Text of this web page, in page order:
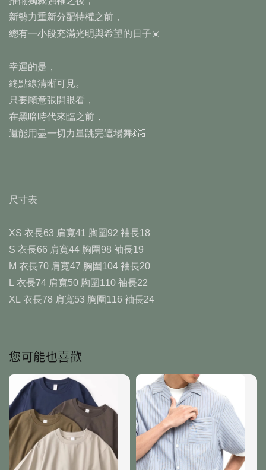
新勢力重新分配特權之前，
總有一小段充滿光明與希望的日子☀️
幸運的是，
終點線清晰可見。
只要願意張開眼看，
在黑暗時代來臨之前，
還能用盡一切力量跳完這場舞💃🏻
尺寸表
XS 衣長63 肩寬41 胸圍92 袖長18
S 衣長66 肩寬44 胸圍98 袖長19
M 衣長70 肩寬47 胸圍104 袖長20
L 衣長74 肩寬50 胸圍110 袖長22
XL 衣長78 肩寬53 胸圍116 袖長24
您可能也喜歡